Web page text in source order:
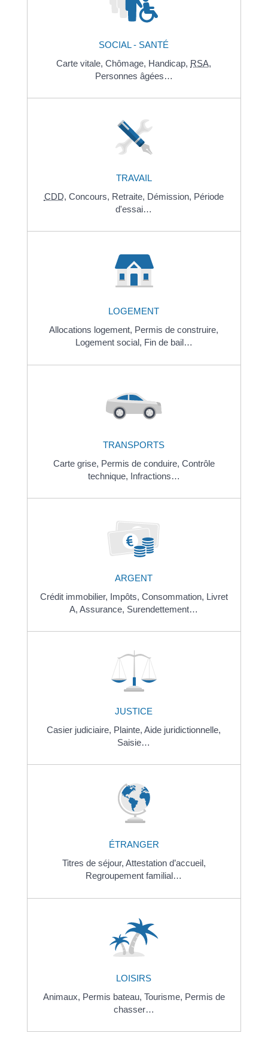
SOCIAL - SANTÉ
Carte vitale,Chômage, Handicap, RSA,
Personnes âgées…
TRAVAIL
CDD, Concours, Retraite, Démission, Période
d'essai…
LOGEMENT
Allocations logement, Permis de construire,
Logement social, Fin de bail…
TRANSPORTS
Carte grise, Permis de conduire, Contrôle
technique, Infractions…
ARGENT
Crédit immobilier, Impôts, Consommation, Livret
A,Assurance, Surendettement…
JUSTICE
Casier judiciaire, Plainte,Aide juridictionnelle,
Saisie…
ÉTRANGER
Titres de séjour, Attestation d’accueil,
Regroupement familial…
LOISIRS
Animaux, Permis bateau, Tourisme, Permis de
chasser…